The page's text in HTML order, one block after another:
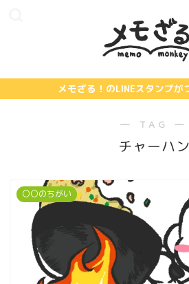
メモざる！のLINEスタンプが
― TAG ―
チャーハン
〇〇のちがい